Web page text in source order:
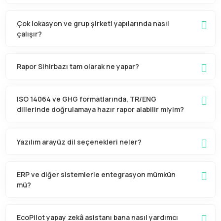
Çok lokasyon ve grup şirketi yapılarında nasıl
çalışır?
Rapor Sihirbazı tam olarak ne yapar?
ISO 14064 ve GHG formatlarında, TR/ENG
dillerinde doğrulamaya hazır rapor alabilir miyim?
Yazılım arayüz dil seçenekleri neler?
ERP ve diğer sistemlerle entegrasyon mümkün
mü?
EcoPilot yapay zekâ asistanı bana nasıl yardımcı